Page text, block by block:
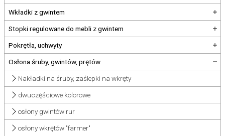
Wkładki z gwintem
Stopki regulowane do mebli z gwintem
Pokrętła, uchwyty
Osłona śruby, gwintów, prętów
Nakładki na śruby, zaślepki na wkręty
dwuczęściowe kolorowe
osłony gwintów rur
osłony wkrętów "farmer"